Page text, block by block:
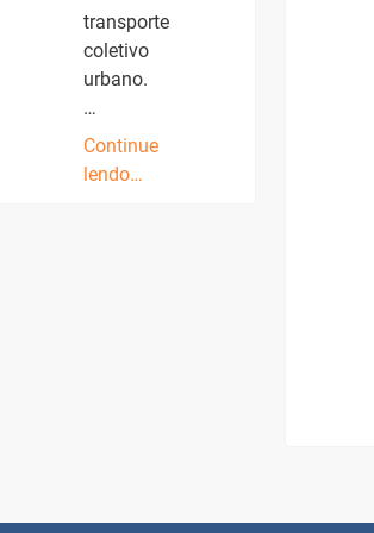
transporte
coletivo
urbano.
…
Continue
lendo…